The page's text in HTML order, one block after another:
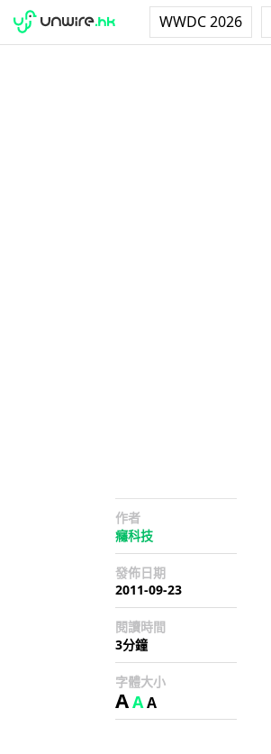
WWDC 2026
作者
癮科技
發佈日期
2011-09-23
閱讀時間
3分鐘
字體大小
AAA